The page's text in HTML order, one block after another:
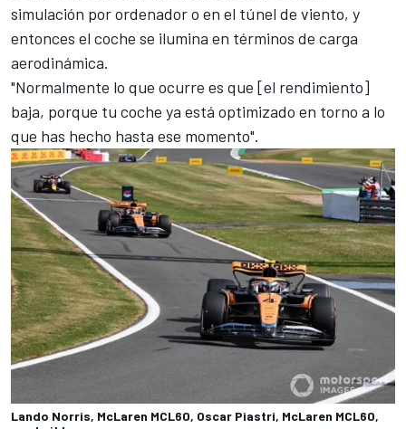
simulación por ordenador o en el túnel de viento, y
entonces el coche se ilumina en términos de carga
aerodinámica.
"Normalmente lo que ocurre es que [el rendimiento]
baja, porque tu coche ya está optimizado en torno a lo
que has hecho hasta ese momento".
Lando Norris, McLaren MCL60, Oscar Piastri, McLaren MCL60,